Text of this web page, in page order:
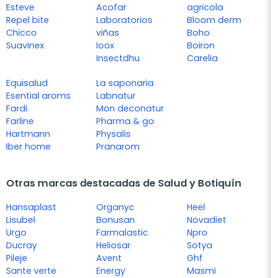
Esteve
Repel bite
Chicco
Suavinex
Acofar
Laboratorios
viñas
Ioox
Insectdhu
agricola
Bloom derm
Boho
Boiron
Carelia
Equisalud
Esential aroms
Fardi
Farline
Hartmann
Iber home
La saponaria
Labnatur
Mon deconatur
Pharma & go
Physalis
Pranarom
Otras marcas destacadas de Salud y Botiquín
Hansaplast
Lisubel
Urgo
Ducray
Pileje
Sante verte
Organyc
Bonusan
Farmalastic
Heliosar
Avent
Energy
Heel
Novadiet
Npro
Sotya
Ghf
Masmi